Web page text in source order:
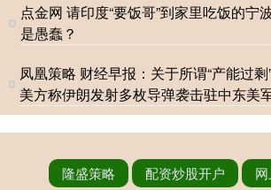
点金网 请印度“要饭哥”到家里吃饭的宁
是愚蠢？
凤凰策略 财经早报：关于所谓“产能过剩
美方称伊朗发射多枚导弹袭击驻中东美
隆盛策略 配资炒股开户